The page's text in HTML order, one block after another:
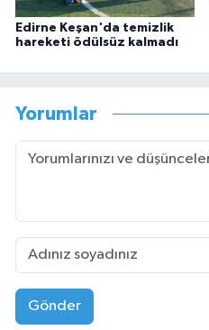
Edirne Keşan'da temizlik
hareketi ödülsüz kalmadı
Yorumlar
Gönder